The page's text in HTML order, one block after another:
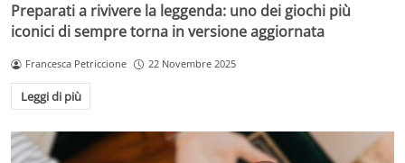
Preparati a rivivere la leggenda: uno dei giochi più
iconici di sempre torna in versione aggiornata
Francesca Petriccione 22 Novembre 2025
Leggi di più